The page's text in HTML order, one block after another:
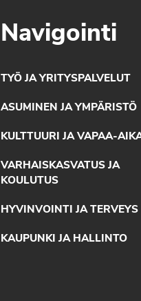
Navigointi
TYÖ JA YRITYSPALVELUT
ASUMINEN JA YMPÄRISTÖ
KULTTUURI JA VAPAA-
VARHAISKASVATUS JA
KOULUTUS
HYVINVOINTI JA TERVEYS
KAUPUNKI JA HALLINTO